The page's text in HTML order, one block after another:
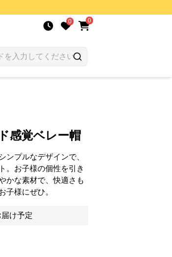
0 0
感覚ベレー帽
ンプルなデザインで、
。お子様の個性を引き
かな素材で、快適さも
子様にぜひ。
け予定